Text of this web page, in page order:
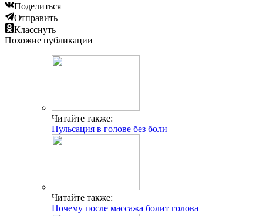
Поделиться
Отправить
Класснуть
Похожие публикации
Читайте также:
Пульсация в голове без боли
Читайте также:
Почему после массажа болит голова